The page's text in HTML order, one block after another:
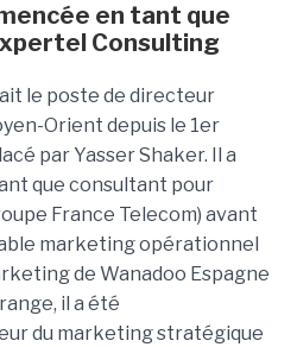
en tant que
Consulting
le poste de directeur
Orient depuis le 1er
par Yasser Shaker. Il a
que consultant pour
France Telecom) avant
marketing opérationnel
de Wanadoo Espagne
il a été
du marketing stratégique